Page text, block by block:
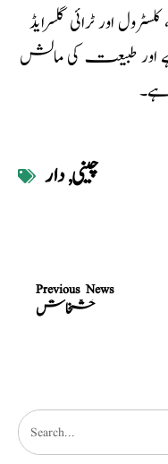
اور ٹرائی گلسرایڈ
ہے اور طبیعت کی مالش
چینی,دار
Previous News
خشخاش